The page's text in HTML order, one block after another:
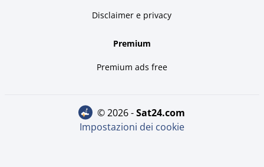
Disclaimer e privacy
Premium
Premium ads free
© 2026 - sat24.com
Impostazioni dei cookie